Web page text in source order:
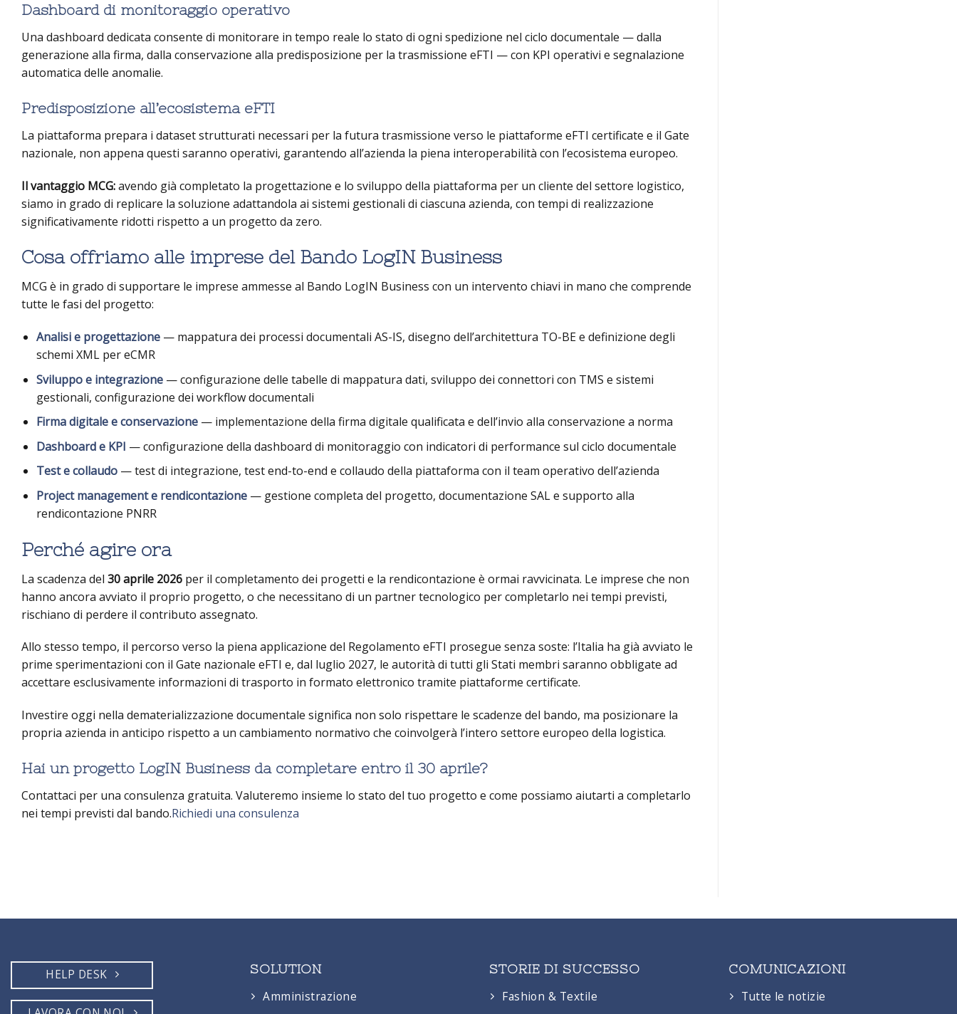
Dashboard di monitoraggio operativo
Una dashboard dedicata consente di monitorare in tempo reale lo stato di ogni spedizione nel ciclo documentale — dalla
generazione alla firma, dalla conservazione alla predisposizione per la trasmissione eFTI — con KPI operativi e segnalazione
automatica delle anomalie.
Predisposizione all’ecosistema eFTI
La piattaforma prepara i dataset strutturati necessari per la futura trasmissione verso le piattaforme eFTI certificate e il Gate
nazionale, non appena questi saranno operativi, garantendo all’azienda la piena interoperabilità con l’ecosistema europeo.
Il vantaggio MCG:avendo già completato la progettazione e lo sviluppo della piattaforma per un cliente del settore logistico,
siamo in grado di replicare la soluzione adattandola ai sistemi gestionali di ciascuna azienda, con tempi di realizzazione
significativamente ridotti rispetto a un progetto da zero.
Cosa offriamo alle imprese del Bando LogIN Business
MCG è in grado di supportare le imprese ammesse al Bando LogIN Business con un intervento chiavi in mano che comprende
tutte le fasi del progetto:
Analisi e progettazione— mappatura dei processi documentali AS-IS, disegno dell’architettura TO-BE e definizione degli
schemi XML per eCMR
Sviluppo e integrazione— configurazione delle tabelle di mappatura dati, sviluppo dei connettori con TMS e sistemi
gestionali, configurazione dei workflow documentali
Firma digitale e conservazione— implementazione della firma digitale qualificata e dell’invio alla conservazione a norma
Dashboard e KPI — configurazione della dashboard di monitoraggio con indicatori di performance sul ciclo documentale
Test e collaudo— test di integrazione, test end-to-end e collaudo della piattaforma con il team operativo dell’azienda
Project management e rendicontazione— gestione completa del progetto, documentazione SAL e supporto alla
rendicontazione PNRR
Perché agire ora
La scadenza del 30 aprile 2026 per il completamento dei progetti e la rendicontazione è ormai ravvicinata. Le imprese che non
hanno ancora avviato il proprio progetto, o che necessitano di un partner tecnologico per completarlo nei tempi previsti,
rischiano di perdere il contributo assegnato.
Allo stesso tempo, il percorso verso la piena applicazione del Regolamento eFTI prosegue senza soste: l’Italia ha già avviato le
prime sperimentazioni con il Gate nazionale eFTI e, dal luglio 2027, le autorità di tutti gli Stati membri saranno obbligate ad
accettare esclusivamente informazioni di trasporto in formato elettronico tramite piattaforme certificate.
Investire oggi nella dematerializzazione documentale significa non solo rispettare le scadenze del bando, ma posizionare la
propria azienda in anticipo rispetto a un cambiamento normativo che coinvolgerà l’intero settore europeo della logistica.
Hai un progetto LogIN Business da completare entro il 30 aprile?
Contattaci per una consulenza gratuita. Valuteremo insieme lo stato del tuo progetto e come possiamo aiutarti a completarlo
nei tempi previsti dal bando.Richiedi una consulenza
HELP DESK SOLUTION
Amministrazione
STORIE DI SUCCESSO
Fashion & Textile
COMUNICAZIONI
Tutte le notizie